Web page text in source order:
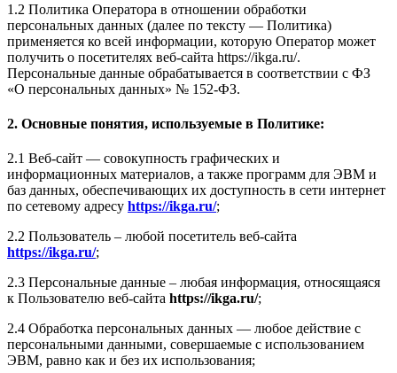
1.2 Политика Оператора в отношении обработки
персональных данных (далее по тексту — Политика)
применяется ко всей информации, которую Оператор может
получить о посетителях веб-сайта https://ikga.ru/.
Персональные данные обрабатывается в соответствии с ФЗ
«О персональных данных» № 152-ФЗ.
2. Основные понятия, используемые в Политике:
2.1 Веб-сайт — совокупность графических и
информационных материалов, а также программ для ЭВМ и
баз данных, обеспечивающих их доступность в сети интернет
по сетевому адресу https://ikga.ru/;
2.2 Пользователь – любой посетитель веб-сайта
https://ikga.ru/;
2.3 Персональные данные – любая информация, относящаяся
к Пользователю веб-сайта https://ikga.ru/;
2.4 Обработка персональных данных — любое действие с
персональными данными, совершаемые с использованием
ЭВМ, равно как и без их использования;